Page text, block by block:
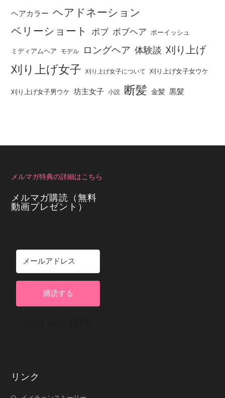
ヘアカラー ヘアドネーション
ベリーショート
ボブ ボブヘア ボーイッシュ
ミディアムヘア モデル ロングヘア 体験談 刈り上げ
刈り上げ女子 刈り上げ女子について 刈り上げ女子女ウケ
刈り上げ女子男ウケ 坊主女子 小説 断髪 金髪 黒髪
メルマガ特典の詳細はこちら
メルマガ購読（無料
動画プレゼント）
購読する
リンク